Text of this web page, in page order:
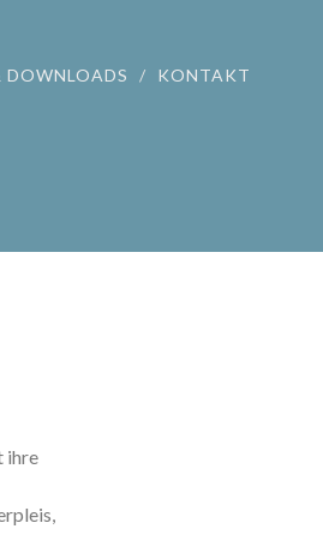
DOWNLOADS KONTAKT
ihre